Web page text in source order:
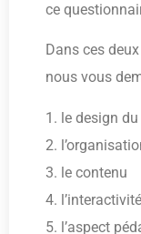
ce
Dans ces
nous vous
1. le design
2.
3. le contenu
4. l’interactivité
5. l’aspect